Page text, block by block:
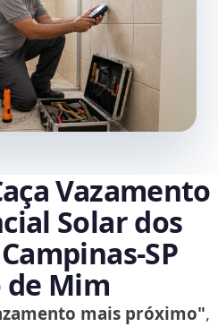
Vazamento
Solar dos
de Mim
mais próximo",